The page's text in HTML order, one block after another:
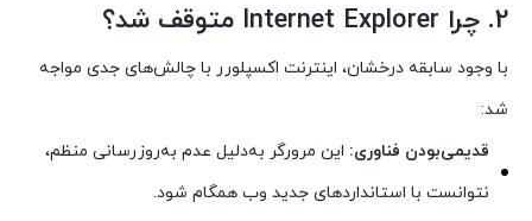
2. چرا Internet Explorer متوقف شد؟
با وجود سابقه درخشان، اینترنت اکسپلورر با چالش‌های جدی مواجه
شد:
قدیمی‌بودن فناوری: این مرورگر به‌دلیل عدم به‌روزرسانی منظم،
نتوانست با استانداردهای جدید وب همگام شود.